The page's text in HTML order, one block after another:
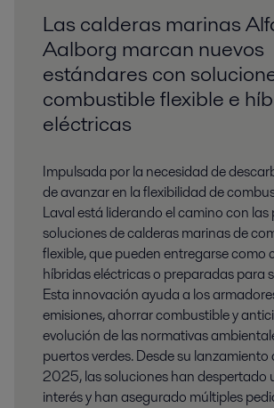
Las calderas marinas
Aalborg marcan nuevos
estándares con
combustible flexible e
eléctricas
Impulsada por la necesidad de
de avanzar en la flexibilidad de
Laval está liderando el camino con las
soluciones de calderas marinas de
flexible, que pueden entregarse como
híbridas eléctricas o preparadas para
Esta innovación ayuda a los
emisiones, ahorrar combustible y
evolución de las normativas
puertos verdes. Desde su lanzamiento
2025, las soluciones han despertado
interés y han asegurado múltiples